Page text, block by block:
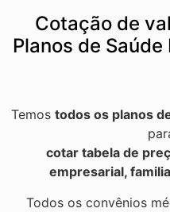
Cotação de
Planos de
Temos todos os planos
cotar tabela de
empresarial,
Todos os convênios